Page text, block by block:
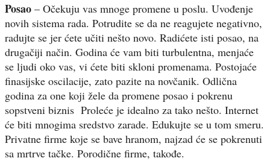
Posao – Očekuju vas mnoge promene u poslu. Uvođenje
novih sistema rada. Potrudite se da ne reagujete negativno,
radujte se jer ćete učiti nešto novo. Radićete isti posao, na
drugačiji način. Godina će vam biti turbulentna, menjaće
se ljudi oko vas, vi ćete biti skloni promenama. Postojaće
finasijske oscilacije, zato pazite na novčanik. Odlična
godina za one koji žele da promene posao i pokrenu
sopstveni biznis Proleće je idealno za tako nešto. Internet
će biti mnogima sredstvo zarade. Edukujte se u tom smeru.
Privatne firme koje se bave hranom, najzad će se pokrenuti
sa mrtrve tačke. Porodične firme, takođe.